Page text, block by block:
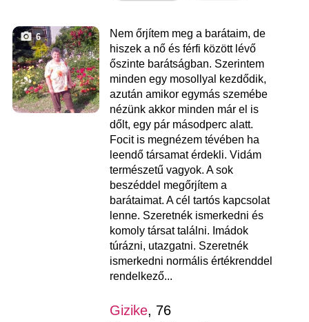
6
Nem őrjítem meg a barátaim, de
hiszek a nő és férfi között lévő
őszinte barátságban. Szerintem
minden egy mosollyal kezdődik,
azután amikor egymás szemébe
nézünk akkor minden már el is
dőlt, egy pár másodperc alatt.
Focit is megnézem tévében ha
leendő társamat érdekli. Vidám
természetű vagyok. A sok
beszéddel megőrjítem a
barátaimat. A cél tartós kapcsolat
lenne. Szeretnék ismerkedni és
komoly társat találni. Imádok
túrázni, utazgatni. Szeretnék
ismerkedni normális értékrenddel
rendelkező...
Gizike, 76